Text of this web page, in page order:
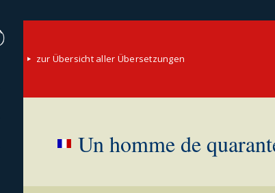
zur Übersicht aller Übersetzungen
Un homme de